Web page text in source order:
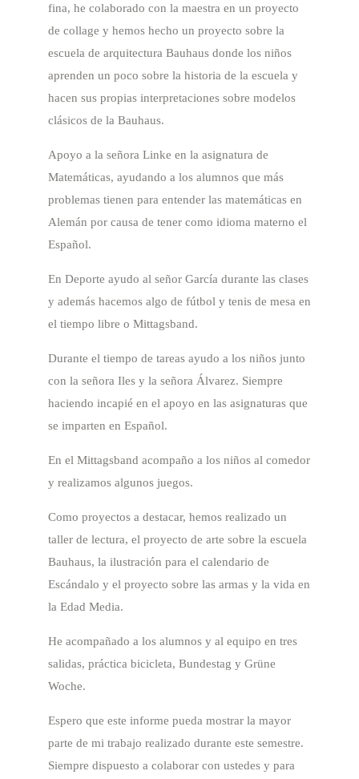
fina, he colaborado con la maestra en un proyecto
de collage y hemos hecho un proyecto sobre la
escuela de arquitectura Bauhaus donde los niños
aprenden un poco sobre la historia de la escuela y
hacen sus propias interpretaciones sobre modelos
clásicos de la Bauhaus.
Apoyo a la señora Linke en la asignatura de
Matemáticas, ayudando a los alumnos que más
problemas tienen para entender las matemáticas en
Alemán por causa de tener como idioma materno el
Español.
En Deporte ayudo al señor García durante las clases
y además hacemos algo de fútbol y tenis de mesa en
el tiempo libre o Mittagsband.
Durante el tiempo de tareas ayudo a los niños junto
con la señora Iles y la señora Álvarez. Siempre
haciendo incapié en el apoyo en las asignaturas que
se imparten en Español.
En el Mittagsband acompaño a los niños al comedor
y realizamos algunos juegos.
Como proyectos a destacar, hemos realizado un
taller de lectura, el proyecto de arte sobre la escuela
Bauhaus, la ilustración para el calendario de
Escándalo y el proyecto sobre las armas y la vida en
la Edad Media.
He acompañado a los alumnos y al equipo en tres
salidas, práctica bicicleta, Bundestag y Grüne
Woche.
Espero que este informe pueda mostrar la mayor
parte de mi trabajo realizado durante este semestre.
Siempre dispuesto a colaborar con ustedes y para